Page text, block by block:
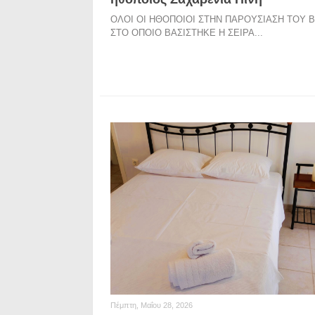
ΟΛΟΙ ΟΙ ΗΘΟΠΟΙΟΙ ΣΤΗΝ ΠΑΡΟΥΣΙΑΣΗ ΤΟΥ
ΣΤΟ ΟΠΟΙΟ ΒΑΣΙΣΤΗΚΕ Η ΣΕΙΡΑ...
Πέμπτη, Μαΐου 28, 2026